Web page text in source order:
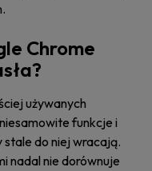
Chrome
używanych
funkcje i
do niej wracają.
nadal nie dorównuje